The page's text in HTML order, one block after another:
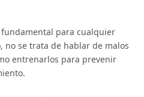
para cualquier
no se trata de hablar de malos
entrenarlos para prevenir